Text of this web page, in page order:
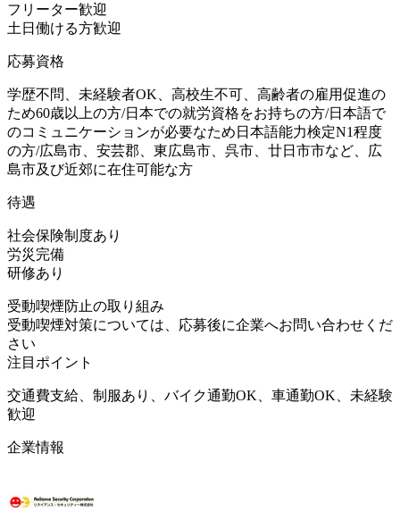
フリーター歓迎
土日働ける方歓迎
応募資格
学歴不問、未経験者OK、高校生不可、高齢者の雇用促進の
ため60歳以上の方/日本での就労資格をお持ちの方/日本語で
のコミュニケーションが必要なため日本語能力検定N1程度
の方/広島市、安芸郡、東広島市、呉市、廿日市市など、広
島市及び近郊に在住可能な方
待遇
社会保険制度あり
労災完備
研修あり
受動喫煙防止の取り組み
受動喫煙対策については、応募後に企業へお問い合わせくだ
さい
注目ポイント
交通費支給、制服あり、バイク通勤OK、車通勤OK、未経験
歓迎
企業情報